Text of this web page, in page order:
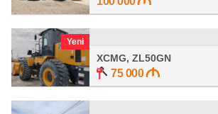
Yeni
XCMG, ZL50GN
75 000